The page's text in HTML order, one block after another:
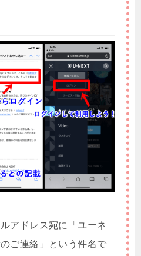
アドレス宛に「ユーネ
ご連絡」という件名で